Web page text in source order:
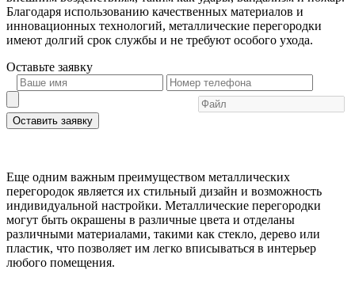
Благодаря использованию качественных материалов и
инновационных технологий, металлические перегородки
имеют долгий срок службы и не требуют особого ухода.
Оставьте заявку
Оставить заявку
Еще одним важным преимуществом металлических
перегородок является их стильный дизайн и возможность
индивидуальной настройки. Металлические перегородки
могут быть окрашены в различные цвета и отделаны
различными материалами, такими как стекло, дерево или
пластик, что позволяет им легко вписываться в интерьер
любого помещения.